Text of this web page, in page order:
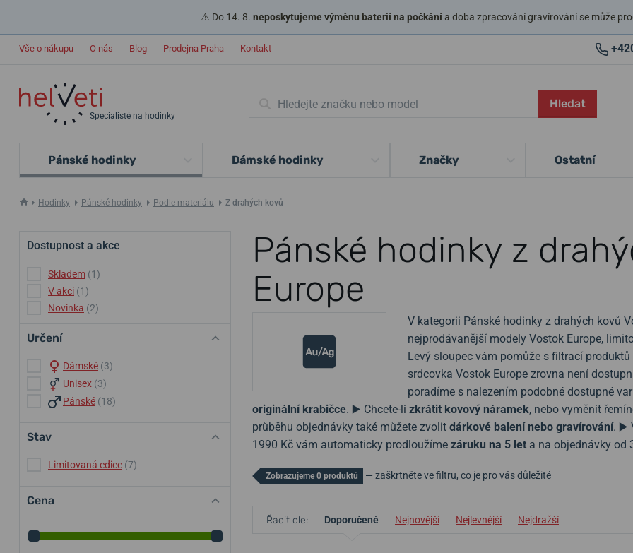
⚠️ Do 14. 8. neposkytujeme výměnu baterií na počkánía doba zpracování gravírování se může
Vše o nákupu O nás Blog Prodejna Praha Kontakt
Specialisté na hodinky
Hledat
Pánské hodinky Dámské hodinky Značky Ostatní
Hodinky Pánské hodinky Podle materiálu Z drahých kovů
Pánské hodinky z
Europe
V kategorii Pánské hodinky z drahých kovů
nejprodávanější modely Vostok Europe,
Levý sloupec vám pomůže s filtrací
srdcovka Vostok Europe zrovna není
poradíme s nalezením podobné dostupné
originální krabičce. ▶️ Chcete-li zkrátit kovový náramek, nebo vyměnit
průběhu objednávky také můžete zvolit dárkové balení nebo gravírování. ▶️
1990 Kč vám automaticky prodloužíme záruku na 5 let a na objednávky od
Dostupnost a akce
Skladem (1)
V akci (1)
Novinka (2)
Určení
Dámské (3)
Unisex (3)
Pánské (18)
Stav
Limitovaná edice (7)
Cena
Zobrazujeme 0 produktů — zaškrtněte ve filtru, co je pro vás důležité
Řadit dle: Doporučené Nejnovější Nejlevnější Nejdražší